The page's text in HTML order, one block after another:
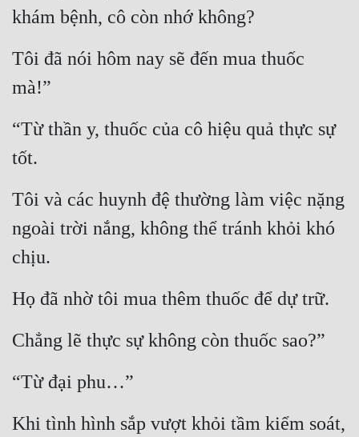
Mưu Mô
Ngược
Nữ Cường
Nữ Phụ
Phong Thủy - Tâm Linh
Phương Tây
Phản Phái
Sảng Văn
Sắc
khám bệnh, cô còn nhớ không?
Tôi đã nói hôm nay sẽ đến mua thuốc
mà!”
“Từ thần y, thuốc của cô hiệu quả thực sự
tốt.
Tôi và các huynh đệ thường làm việc nặng
ngoài trời nắng, không thể tránh khỏi khó
chịu.
Họ đã nhờ tôi mua thêm thuốc để dự trữ.
Chẳng lẽ thực sự không còn thuốc sao?”
“Từ đại phu…”
Khi tình hình sắp vượt khỏi tầm kiểm soát,